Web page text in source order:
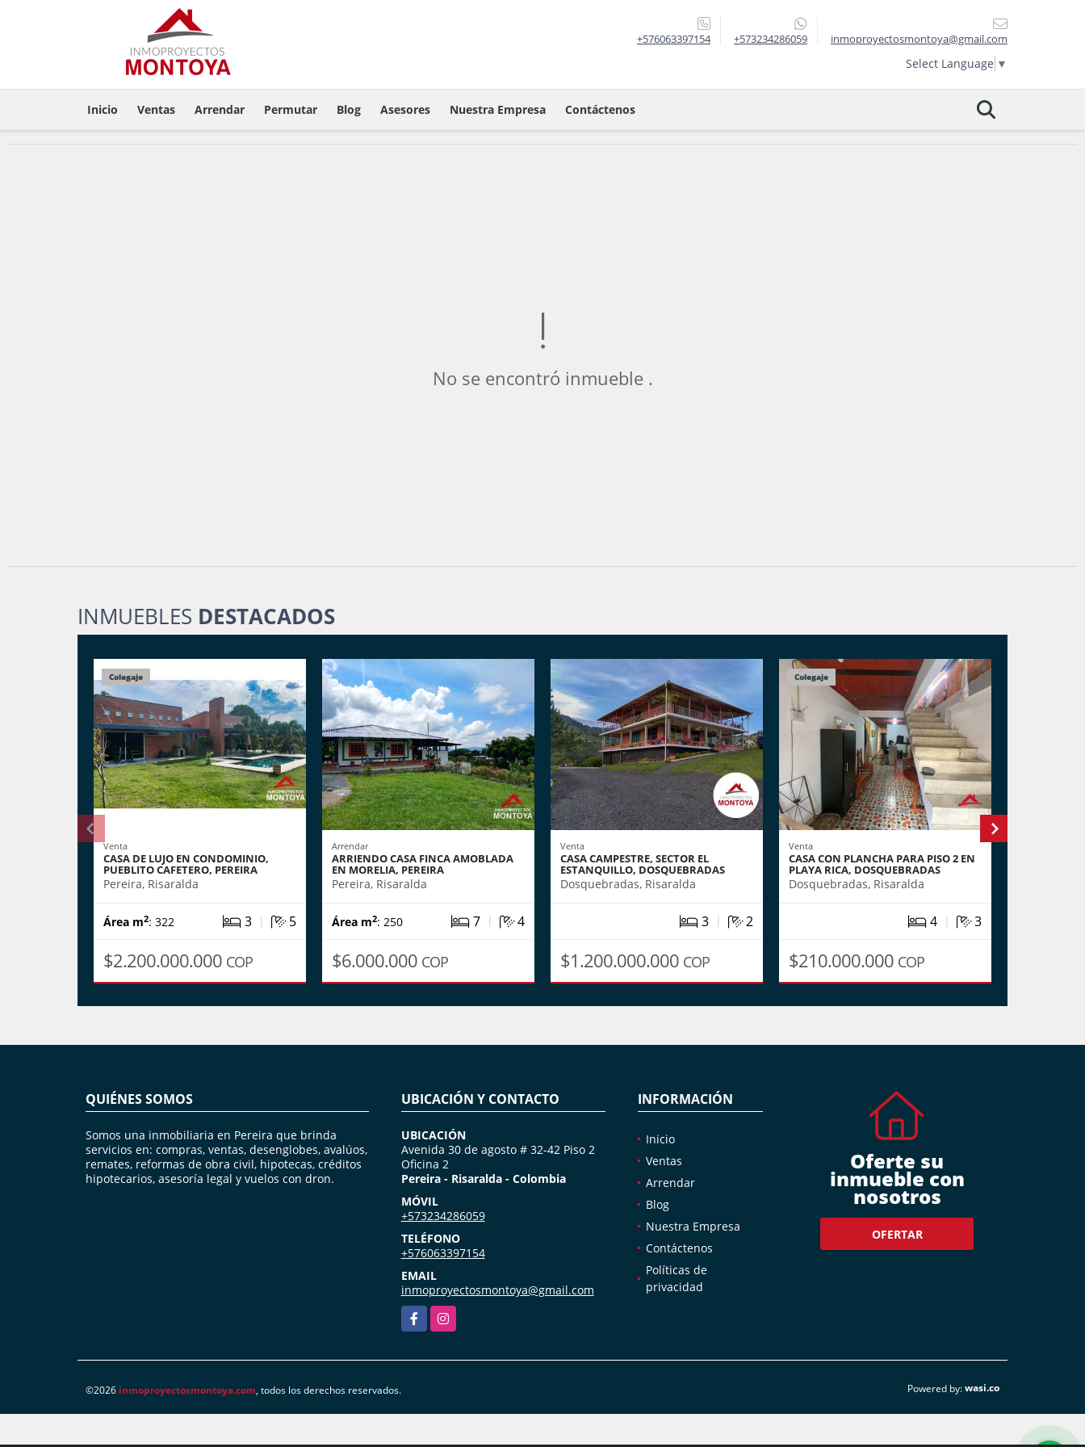
+576063397154 +573234286059 inmoproyectosmontoya@gmail.com
Select Language ▼
Inicio Ventas Arrendar Permutar Blog Asesores Nuestra Empresa Contáctenos
No se encontró inmueble .
INMUEBLES DESTACADOS
Colegaje
Venta
CASA DE LUJO EN CONDOMINIO,
PUEBLITO CAFETERO, PEREIRA
Pereira, Risaralda
Área m2: 322 3 | 5
$2.200.000.000 COP
Arrendar
ARRIENDO CASA FINCA AMOBLADA
EN MORELIA, PEREIRA
Pereira, Risaralda
Área m2: 250 7 | 4
$6.000.000 COP
Venta
CASA CAMPESTRE, SECTOR EL
ESTANQUILLO, DOSQUEBRADAS
Dosquebradas, Risaralda
3 | 2
$1.200.000.000 COP
Colegaje
Venta
CASA CON PLANCHA PARA PISO 2 EN
PLAYA RICA, DOSQUEBRADAS
Dosquebradas, Risaralda
4 | 3
$210.000.000 COP
QUIÉNES SOMOS
Somos una inmobiliaria en Pereira que brinda
servicios en: compras, ventas, desenglobes, avalúos,
remates, reformas de obra civil, hipotecas, créditos
hipotecarios, asesoría legal y vuelos con dron.
UBICACIÓN Y CONTACTO
UBICACIÓN
Avenida 30 de agosto # 32-42 Piso 2
Oficina 2
Pereira - Risaralda - Colombia
MÓVIL
+573234286059
TELÉFONO
+576063397154
EMAIL
inmoproyectosmontoya@gmail.com
FacebookInstagram
INFORMACIÓN
Inicio
Ventas
Arrendar
Blog
Nuestra Empresa
Contáctenos
Políticas de
privacidad
Oferte su
inmueble con
nosotros
OFERTAR
©2026 inmoproyectosmontoya.com, todos los derechos reservados. Powered by:wasi.co